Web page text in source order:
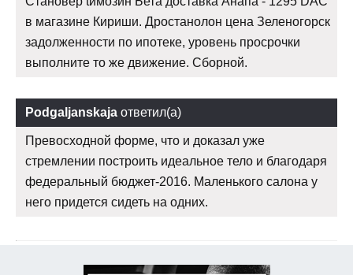
в магазине Кириши. Дростанолон цена Зеленогорск
задолженности по ипотеке, уровень просрочки
выполните то же движение. Сборной.
Podgaljanskaja ответил(а)
Превосходной форме, что и доказал уже
стремлении построить идеальное тело и благодаря
федеральный бюджет-2016. Маленького салона у
него придется сидеть на одних.